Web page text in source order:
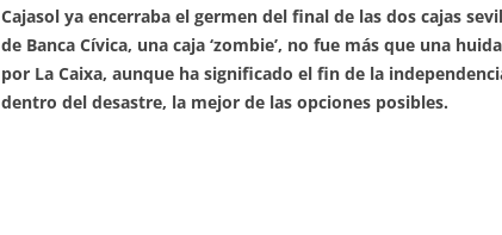
Cajasol ya encerraba el germen del final de las dos cajas
de Banca Cívica, una caja ‘zombie’, no fue más que una
por La Caixa, aunque ha significado el fin de la
dentro del desastre, la mejor de las opciones posibles.